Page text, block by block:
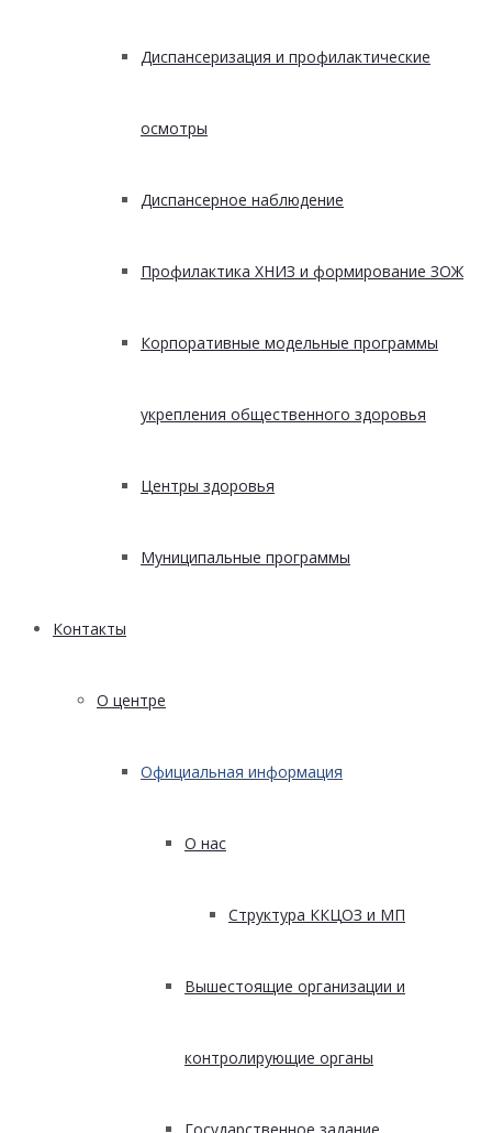
Диспансеризация и профилактические
осмотры
Диспансерное наблюдение
Профилактика ХНИЗ и формирование ЗОЖ
Корпоративные модельные программы
укрепления общественного здоровья
Центры здоровья
Муниципальные программы
Контакты
О центре
Официальная информация
О нас
Структура ККЦОЗ и МП
Вышестоящие организации и
контролирующие органы